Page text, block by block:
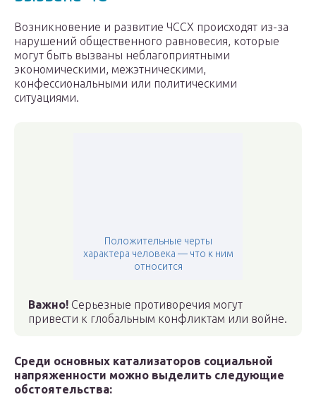
Возникновение и развитие ЧССХ происходят из-за
нарушений общественного равновесия, которые
могут быть вызваны неблагоприятными
экономическими, межэтническими,
конфессиональными или политическими
ситуациями.
Положительные черты
характера человека — что к ним
относится
Важно! Серьезные противоречия могут
привести к глобальным конфликтам или войне.
Среди основных катализаторов социальной
напряженности можно выделить следующие
обстоятельства: